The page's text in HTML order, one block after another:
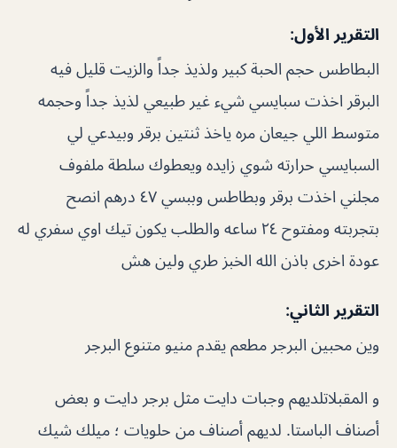
التقرير الأول:
البطاطس حجم الحبة كبير ولذيذ جداً والزيت قليل فيه
البرقر اخذت سبايسي شيء غير طبيعي لذيذ جداً وحجمه
متوسط اللي جيعان مره ياخذ ثنتين برقر وبيدعي لي
السبايسي حرارته شوي زايده ويعطوك سلطة ملفوف
مجلني اخذت برقر وبطاطس وببسي ٤٧ درهم انصح
بتجربته ومفتوح ٢٤ ساعه والطلب يكون تيك اوي سفري له
عودة اخرى باذن الله الخبز طري ولين هش
التقرير الثاني:
وين محبين البرجر مطعم يقدم منيو متنوع البرجر
و المقبلاتلديهم وجبات دايت مثل برجر دايت و بعض
أصناف الباستا. لديهم أصناف من حلويات ؛ ميلك شيك